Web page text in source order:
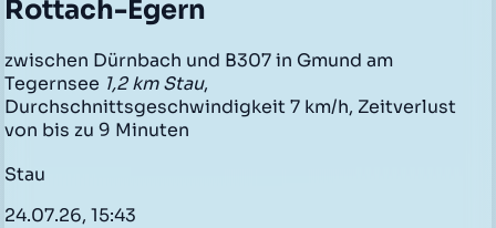
Rottach-Egern
zwischen Dürnbach und B307 in Gmund am
Tegernsee 1,2 km Stau,
Durchschnittsgeschwindigkeit 7 km/h, Zeitverlust
von bis zu 9 Minuten
Stau
24.07.26, 15:43